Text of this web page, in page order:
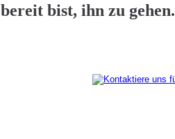
bereit bist, ihn zu